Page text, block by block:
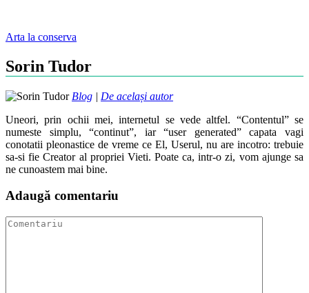
Post
navigation
Arta la conserva
Sorin Tudor
Blog | De același autor
Uneori, prin ochii mei, internetul se vede altfel. “Contentul” se
numeste simplu, “continut”, iar “user generated” capata vagi
conotatii pleonastice de vreme ce El, Userul, nu are incotro: trebuie
sa-si fie Creator al propriei Vieti. Poate ca, intr-o zi, vom ajunge sa
ne cunoastem mai bine.
Adaugă comentariu